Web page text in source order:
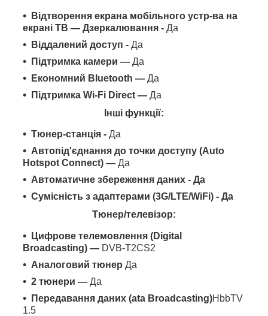
Відтворення екрана мобільного устр-ва на
екрані ТВ — Дзеркалювання - Да
Віддалений доступ - Да
Підтримка камери — Да
Економний Bluetooth — Да
Підтримка Wi-Fi Direct — Да
Інші функції:
Тюнер-станція - Да
Автопід'єднання до точки доступу (Auto
Hotspot Connect) — Да
Автоматичне збереження даних - Да
Сумісність з адаптерами (3G/LTE/WiFi) - Да
Тюнер/телевізор:
Цифрове телемовлення (Digital
Broadcasting) — DVB-T2CS2
Аналоговий тюнер Да
2 тюнери — Да
Передавання даних (ata Broadcasting)HbbTV
1.5